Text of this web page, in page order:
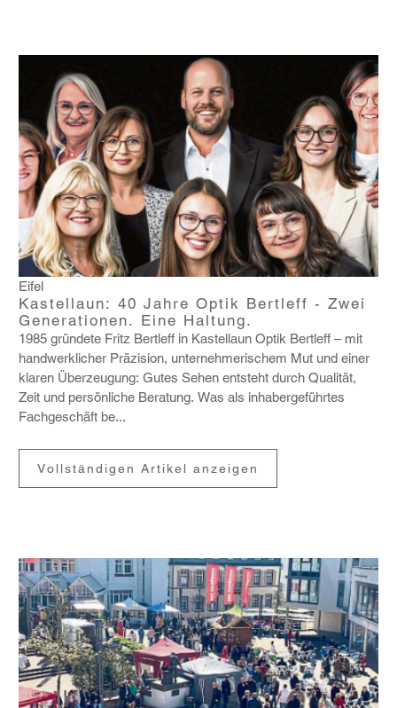
Eifel
Kastellaun: 40 Jahre Optik Bertleff - Zwei
Generationen. Eine Haltung.
1985 grün­dete Fritz Bertleff in Kastellaun Optik Bertleff – mit
hand­werk­li­cher Präzi­sion, unter­neh­me­ri­schem Mut und einer
klaren Über­zeu­gung: Gutes Sehen entsteht durch Qualität,
Zeit und persön­liche Bera­tung. Was als inha­ber­ge­führtes
Fach­ge­schäft be...
Vollständigen Artikel anzeigen